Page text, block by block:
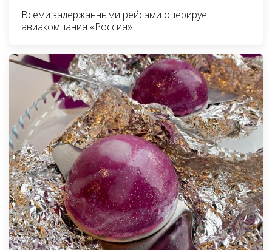
Всеми задержанными рейсами оперирует
авиакомпания «Россия»